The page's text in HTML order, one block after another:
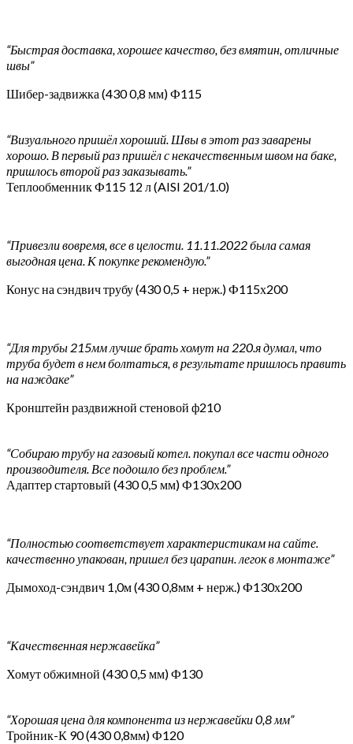
“Быстрая доставка, хорошее качество, без вмятин, отличные
швы”
Шибер-задвижка (430 0,8 мм) Ф115
“Визуального пришёл хороший. Швы в этот раз заварены
хорошо. В первый раз пришёл с некачественным швом на баке,
пришлось второй раз заказывать.”
Теплообменник Ф115 12 л (AISI 201/1.0)
“Привезли вовремя, все в целости. 11.11.2022 была самая
выгодная цена. К покупке рекомендую.”
Конус на сэндвич трубу (430 0,5 + нерж.) Ф115х200
“Для трубы 215мм лучше брать хомут на 220.я думал, что
труба будет в нем болтаться, в результате пришлось править
на наждаке”
Кронштейн раздвижной стеновой ф210
“Собираю трубу на газовый котел. покупал все части одного
производителя. Все подошло без проблем.”
Адаптер стартовый (430 0,5 мм) Ф130х200
“Полностью соответствует характеристикам на сайте.
качественно упакован, пришел без царапин. легок в монтаже”
Дымоход-сэндвич 1,0м (430 0,8мм + нерж.) Ф130х200
“Качественная нержавейка”
Хомут обжимной (430 0,5 мм) Ф130
“Хорошая цена для компонента из нержавейки 0,8 мм”
Тройник-К 90 (430 0,8мм) Ф120